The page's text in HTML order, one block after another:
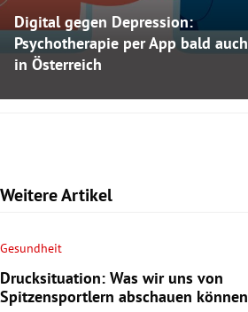
Digital gegen Depression:
Psychotherapie per App bald auch
in Österreich
Weitere Artikel
Gesundheit
Drucksituation: Was wir uns von
Spitzensportlern abschauen können